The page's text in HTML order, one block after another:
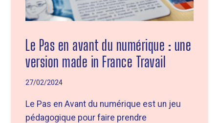
Le Pas en avant du numérique : une
version made in France Travail
27/02/2024
Le Pas en Avant du numérique est un jeu
pédagogique pour faire prendre